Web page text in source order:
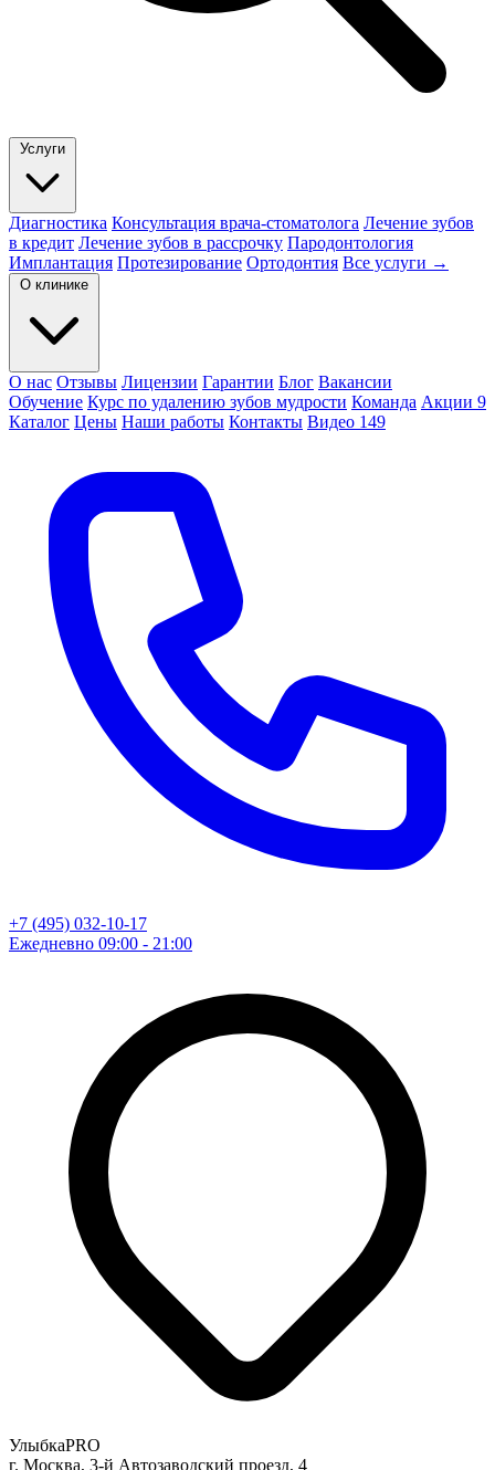
Услуги
Диагностика Консультация врача-стоматолога Лечение зубов
в кредит Лечение зубов в рассрочку Пародонтология
Имплантация Протезирование Ортодонтия Все услуги →
О клинике
О нас Отзывы Лицензии Гарантии Блог Вакансии
Обучение Курс по удалению зубов мудрости Команда Акции 9
Каталог Цены Наши работы Контакты Видео 149
+7 (495) 032-10-17
Ежедневно 09:00 - 21:00
УлыбкаPRO
г. Москва, 3-й Автозаводский проезд, 4